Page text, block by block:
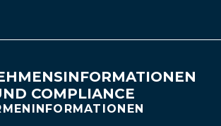
COMPLIANCE